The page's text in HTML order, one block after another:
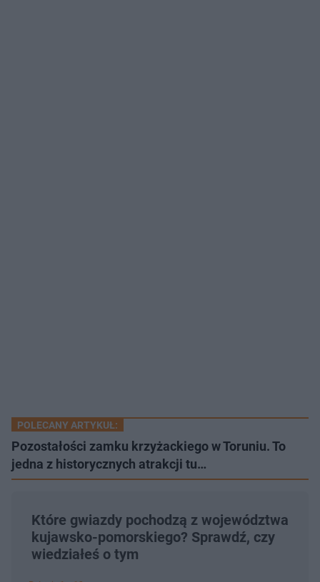
POLECANY ARTYKUŁ:
Pozostałości zamku krzyżackiego w Toruniu. To
jedna z historycznych atrakcji tu…
Które gwiazdy pochodzą z województwa
kujawsko-pomorskiego? Sprawdź, czy
wiedziałeś o tym